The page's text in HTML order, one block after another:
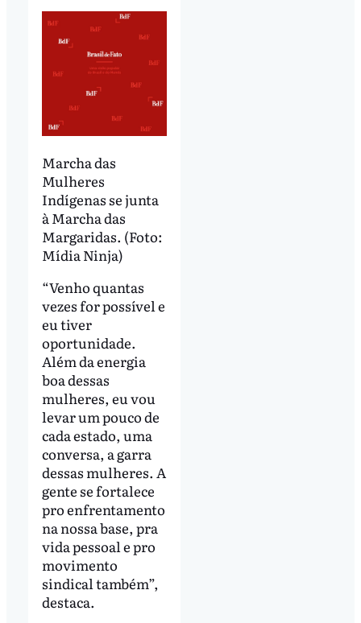
Marcha das
Mulheres
Indígenas se junta
à Marcha das
Margaridas. (Foto:
Mídia Ninja)
“Venho quantas
vezes for possível e
eu tiver
oportunidade.
Além da energia
boa dessas
mulheres, eu vou
levar um pouco de
cada estado, uma
conversa, a garra
dessas mulheres. A
gente se fortalece
pro enfrentamento
na nossa base, pra
vida pessoal e pro
movimento
sindical também”,
destaca.